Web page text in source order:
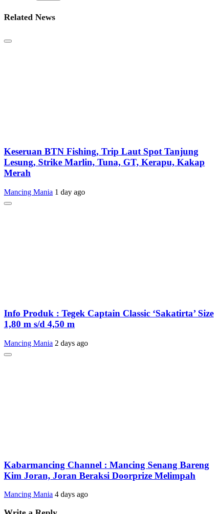
Related News
Keseruan BTN Fishing, Trip Laut Spot Tanjung
Lesung, Strike Marlin, Tuna, GT, Kerapu, Kakap
Merah
Mancing Mania 1 day ago
Info Produk : Tegek Captain Classic ‘Sakatirta’ Size
1,80 m s/d 4,50 m
Mancing Mania 2 days ago
Kabarmancing Channel : Mancing Senang Bareng
Kim Joran, Joran Beraksi Doorprize Melimpah
Mancing Mania 4 days ago